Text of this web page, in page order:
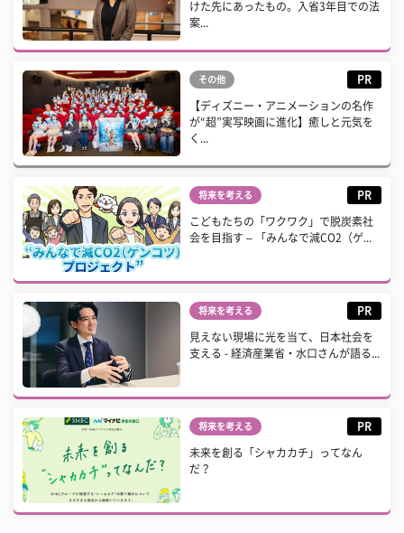
けた先にあったもの。入省3年目での法
案...
その他 PR
【ディズニー・アニメーションの名作
が“超”実写映画に進化】癒しと元気を
く...
将来を考える PR
こどもたちの「ワクワク」で脱炭素社
会を目指す – 「みんなで減CO2（ゲ...
将来を考える PR
見えない現場に光を当て、日本社会を
支える - 経済産業省・水口さんが語る...
将来を考える PR
未来を創る「シャカカチ」ってなん
だ？